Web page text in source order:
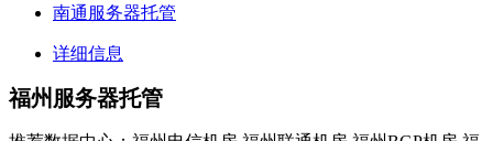
南通服务器托管
详细信息
福州服务器托管